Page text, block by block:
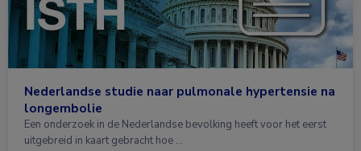
Nederlandse studie naar pulmonale hypertensie na
longembolie
Een onderzoek in de Nederlandse bevolking heeft voor het eerst
uitgebreid in kaart gebracht hoe …